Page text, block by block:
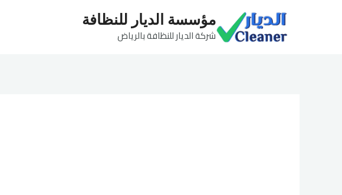
مؤسسة الديار للنظافة
شركة الديار للنظافة بالرياض